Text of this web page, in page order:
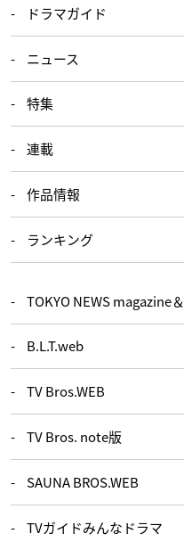
ドラマガイド
ニュース
特集
連載
作品情報
ランキング
TOKYO NEWS magazine
B.L.T.web
TV Bros.WEB
TV Bros. note版
SAUNA BROS.WEB
TVガイドみんなドラマ